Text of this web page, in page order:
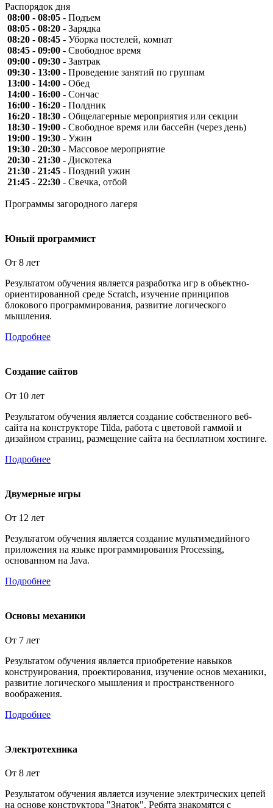
Распорядок дня
08:00 - 08:05 - Подъем
08:05 - 08:20 - Зарядка
08:20 - 08:45 - Уборка постелей, комнат
08:45 - 09:00 - Свободное время
09:00 - 09:30 - Завтрак
09:30 - 13:00 - Проведение занятий по группам
13:00 - 14:00 - Обед
14:00 - 16:00 - Сончас
16:00 - 16:20 - Полдник
16:20 - 18:30 - Общелагерные мероприятия или секции
18:30 - 19:00 - Свободное время или бассейн (через день)
19:00 - 19:30 - Ужин
19:30 - 20:30 - Массовое мероприятие
20:30 - 21:30 - Дискотека
21:30 - 21:45 - Поздний ужин
21:45 - 22:30 - Свечка, отбой
Программы загородного лагеря
Юный программист
От 8 лет
Результатом обучения является разработка игр в объектно-
ориентированной среде Scratch, изучение принципов
блокового программирования, развитие логического
мышления.
Подробнее
Создание сайтов
От 10 лет
Результатом обучения является создание собственного веб-
сайта на конструкторе Tilda, работа с цветовой гаммой и
дизайном страниц, размещение сайта на бесплатном хостинге.
Подробнее
Двумерные игры
От 12 лет
Результатом обучения является создание мультимедийного
приложения на языке программирования Processing,
основанном на Java.
Подробнее
Основы механики
От 7 лет
Результатом обучения является приобретение навыков
конструирования, проектирования, изучение основ механики,
развитие логического мышления и пространственного
воображения.
Подробнее
Электротехника
От 8 лет
Результатом обучения является изучение электрических цепей
на основе конструктора "Знаток". Ребята знакомятся с